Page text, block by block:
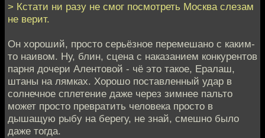
> Кстати ни разу не смог посмотреть Москва слезам
не верит.
Он хороший, просто серьёзное перемешано с каким-
то наивом. Ну, блин, сцена с наказанием конкурентов
парня дочери Алентовой - чё это такое, Ералаш,
штаны на лямках. Хорошо поставленный удар в
солнечное сплетение даже через зимнее пальто
может просто превратить человека просто в
дышащую рыбу на берегу, не знай, смешно было
даже тогда.